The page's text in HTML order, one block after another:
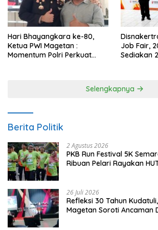
Hari Bhayangkara ke-80,
Ketua PWI Magetan :
Momentum Polri Perkuat
Job Fair,
Sediakan
Selengkapnya
Berita Politik
2 Agustus 2026
PKB Run Festival 5K
Ribuan Pelari Rayakan
26 Juli 2026
Refleksi 30 Tahun
Magetan Soroti Ancaman